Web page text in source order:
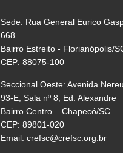
Sede: Rua General Eurico
668
Bairro Estreito - Florianópolis/
CEP: 88075-100
Seccional Oeste: Avenida
93-E, Sala nº 8, Ed. Alexandre
Bairro Centro – Chapecó/SC
CEP: 89801-020
Email:crefsc@crefsc.org.br